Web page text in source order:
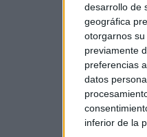
desarrollo de
geográfica
otorgarnos
previamente
preferencias
datos
inferior de la